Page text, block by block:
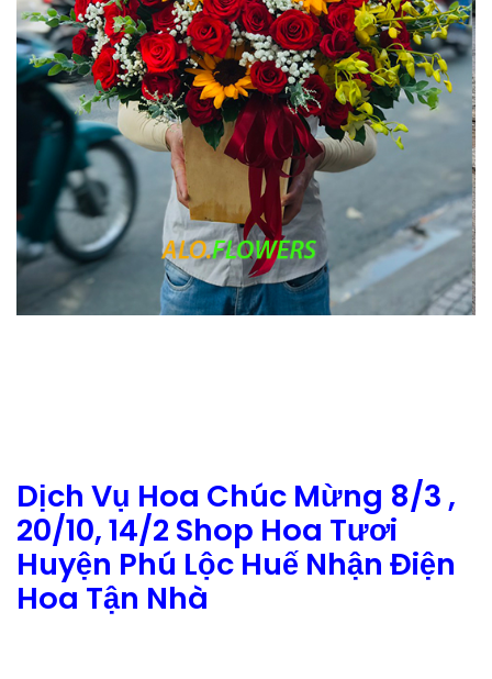
Dịch Vụ Hoa Chúc Mừng 8/3 ,
20/10, 14/2 Shop Hoa Tươi
Huyện Phú Lộc Huế Nhận Điện
Hoa Tận Nhà